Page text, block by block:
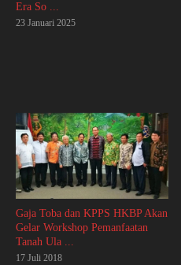
Era So ...
23 Januari 2025
Gaja Toba dan KPPS HKBP Akan
Gelar Workshop Pemanfaatan
Tanah Ula ...
17 Juli 2018